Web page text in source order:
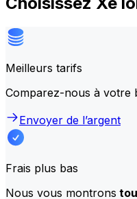
Meilleurs tarifs
Comparez-nous à votre
Envoyer de l’argent
Frais plus bas
Nous vous montrons